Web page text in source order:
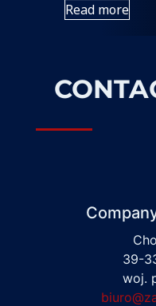
Read more
39-
woj.